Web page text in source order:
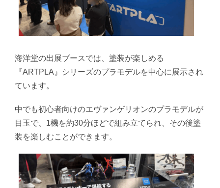
海洋堂の出展ブースでは、塗装が楽しめる
『ARTPLA』シリーズのプラモデルを中心に展示され
ています。
中でも初心者向けのエヴァンゲリオンのプラモデルが
目玉で、1機を約30分ほどで組み立てられ、その後塗
装を楽しむことができます。